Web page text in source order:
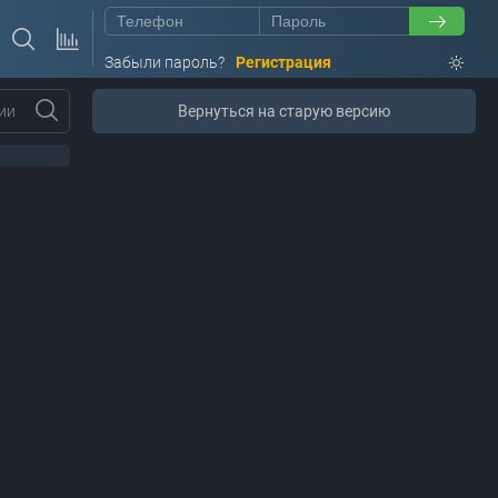
Забыли пароль? Регистрация
Вернуться на старую версию